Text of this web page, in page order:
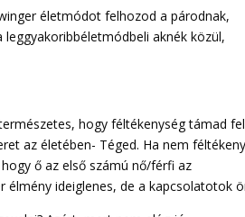
életmódot felhozod a párodnak,
aknék közül,
hogy féltékenység támad fel
az életében- Téged. Ha nem
ő az első számú nő/férfi az
élmény ideiglenes, de a kapcsolatotok